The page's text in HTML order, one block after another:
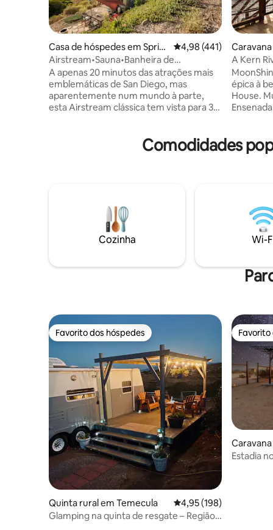
Casa de hóspedes em Sprin
g Valley
Classificação média de
4,98 (441)
Airstream•Sauna•Banheira de
imersão•Vistas•Fogueira+Zoo opcional
A apenas 20 minutos das atrações mais
emblemáticas de San Diego, mas
aparentemente num mundo à parte,
esta Airstream clássica tem vista para 30
Califórnia, com vistas deslumbrantes da
sauna artesanal de sequoia a lenha,
refresque-se sob o chuveiro de efeito
chuva ao ar livre e reúna-se à volta da
fogueira enquanto as luzes da cidade
A Kern
épica à
House.
sul de
privada
cama
ar
de
Comodidades
Cozinha Wi-
Favorito dos hóspedes
Favorito dos hóspedes
Quinta rural em Temecula Classificação média de
4,95 (198)
Glamping na quinta de resgate – Região
Favorito
Favorito
Estadia